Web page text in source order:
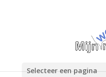
Selecteer een pagina